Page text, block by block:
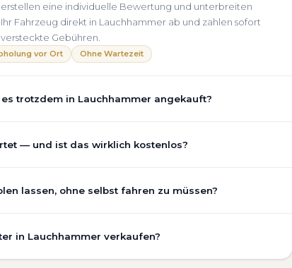
eine individuelle Bewertung und unterbreiten
Fahrzeug direkt in Lauchhammer ab und zahlen sofort
Gebühren.
vor Ort Ohne Wartezeit
trotzdem in Lauchhammer angekauft?
Der Zustand Ihres Fahrzeugs fließt transparent in
Getriebeschaden Faire Bewertung
— und ist das wirklich kostenlos?
Pflegezustand und die aktuelle Marktlage. So
Unverbindlich Seriöse Einschätzung
lassen, ohne selbst fahren zu müssen?
Treffpunkt Ihrer Wahl in Lauchhammer und
in Lauchhammer verkaufen?